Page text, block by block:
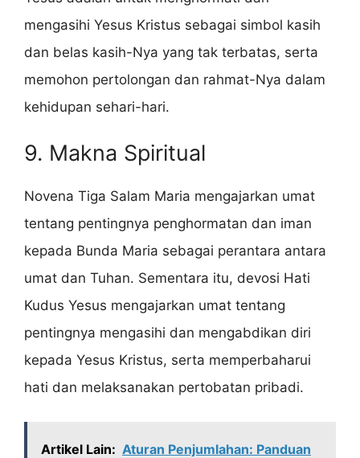
mengasihi Yesus Kristus sebagai simbol kasih
dan belas kasih-Nya yang tak terbatas, serta
memohon pertolongan dan rahmat-Nya dalam
kehidupan sehari-hari.
9. Makna Spiritual
Novena Tiga Salam Maria mengajarkan umat
tentang pentingnya penghormatan dan iman
kepada Bunda Maria sebagai perantara antara
umat dan Tuhan. Sementara itu, devosi Hati
Kudus Yesus mengajarkan umat tentang
pentingnya mengasihi dan mengabdikan diri
kepada Yesus Kristus, serta memperbaharui
hati dan melaksanakan pertobatan pribadi.
Artikel Lain: Aturan Penjumlahan: Panduan